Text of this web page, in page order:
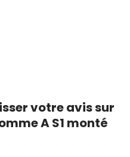
votre avis sur
A S1 monté